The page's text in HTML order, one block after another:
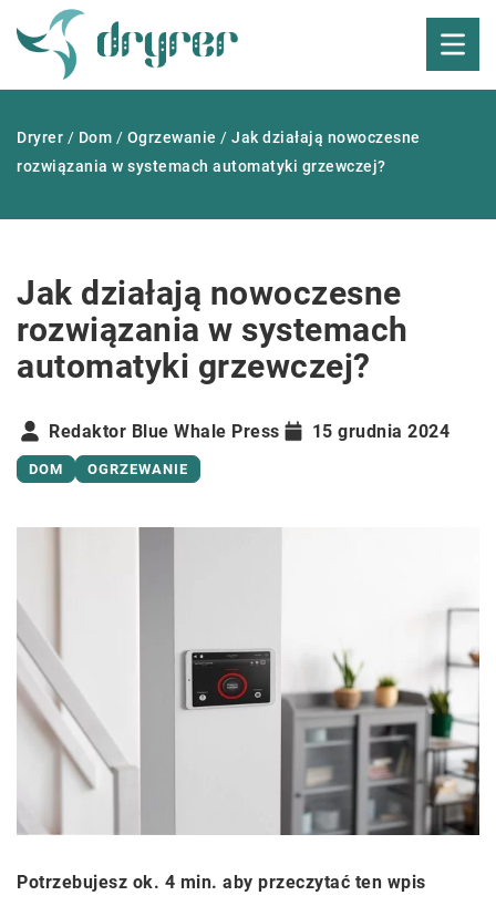
Dryrer / Dom / Ogrzewanie / Jak działają nowoczesne
rozwiązania w systemach automatyki grzewczej?
Jak działają nowoczesne
rozwiązania w systemach
automatyki grzewczej?
Redaktor Blue Whale Press 15 grudnia 2024
DOM OGRZEWANIE
Potrzebujesz ok. 4 min. aby przeczytać ten wpis